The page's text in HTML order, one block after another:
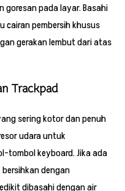
goresan pada layar. Basahi
cairan pembersih khusus
gerakan lembut dari atas
Trackpad
sering kotor dan penuh
udara untuk
tombol keyboard. Jika ada
dengan
dibasahi dengan air